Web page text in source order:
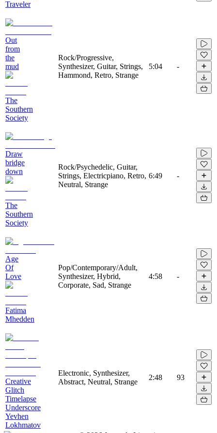
Traveler
Out
from
the
mud
The
Southern
Society
Rock/Progressive,
Synthesizer, Guitar, Strings,
Hammond, Retro, Strange
5:04 -
Draw
bridge
down
The
Southern
Society
Rock/Psychedelic, Guitar,
Strings, Electricpiano, Retro,
Neutral, Strange
6:49 -
Age
Of
Love
Fatima
Mhedden
Pop/Contemporary/Adult,
Synthesizer, Hybrid,
Corporate, Sad, Strange
4:58 -
Creative
Glitch
Timelapse
Underscore
Yevhen
Lokhmatov
Electronic, Synthesizer,
Abstract, Neutral, Strange
2:48 93